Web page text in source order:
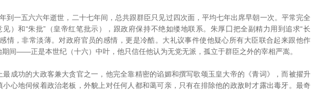
一五六六年逝世，二十七年间，总共跟群臣只见过四次面，平均七年出席早朝一次。平常完全
见）和“朱批”（皇帝红笔批示），跟政府保持不绝如缕地联系。朱厚囗把全副精力用到追求“长
情，非常淡薄。对政府官员的感情，更是冷酷。大礼议事件使他疑心所有大臣联合起来跟他作
间——正是本世纪（十六）中叶，他只信任他认为无党无派，孤立于群臣之外的宰相严嵩。
功的大政客兼大贪官之一，他完全靠精密的谄媚和撰写歌颂玉皇大帝的《青词》，而被擢升
小心地伺候着政治老板，外貌上对任何人都和蔼可亲，只有在排除他的政敌时才露出毒牙。最奇